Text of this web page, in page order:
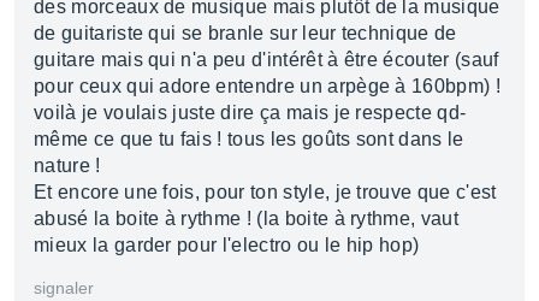
des morceaux de musique mais plutôt de la musique
de guitariste qui se branle sur leur technique de
guitare mais qui n'a peu d'intérêt à être écouter (sauf
pour ceux qui adore entendre un arpège à 160bpm) !
voilà je voulais juste dire ça mais je respecte qd-
même ce que tu fais ! tous les goûts sont dans le
nature !
Et encore une fois, pour ton style, je trouve que c'est
abusé la boite à rythme ! (la boite à rythme, vaut
mieux la garder pour l'electro ou le hip hop)
signaler